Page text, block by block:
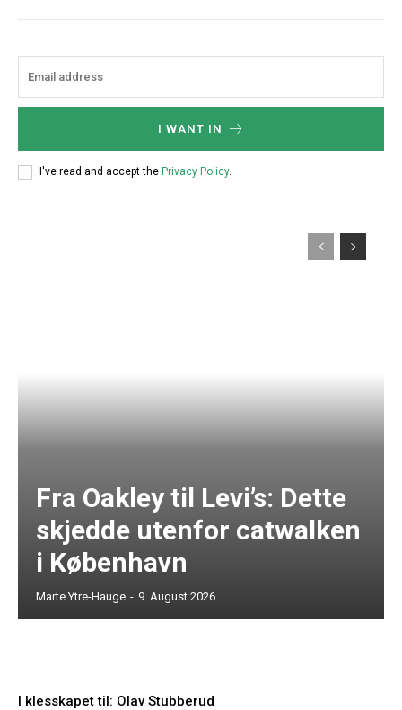
I WANT IN
I've read and accept the Privacy Policy.
Fra Oakley til Levi’s: Dette
skjedde utenfor catwalken
i København
Marte Ytre-Hauge - 9. August 2026
I klesskapet til: Olav Stubberud